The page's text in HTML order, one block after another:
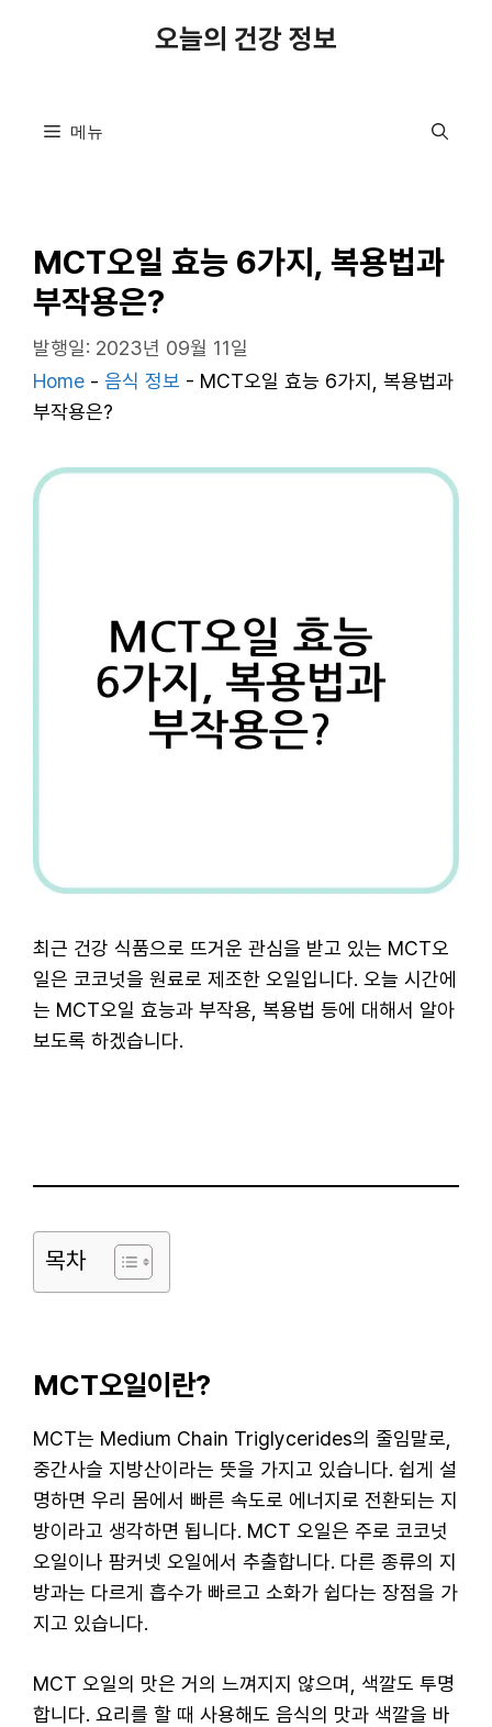
오늘의 건강 정보
메뉴
MCT오일 효능 6가지, 복용법과
부작용은?
발행일: 2023년 09월 11일
Home - 음식 정보 - MCT오일 효능 6가지, 복용법과
부작용은?
최근 건강 식품으로 뜨거운 관심을 받고 있는 MCT오
일은 코코넛을 원료로 제조한 오일입니다. 오늘 시간에
는 MCT오일 효능과 부작용, 복용법 등에 대해서 알아
보도록 하겠습니다.
목차
MCT오일이란?
MCT는 Medium Chain Triglycerides의 줄임말로,
중간사슬 지방산이라는 뜻을 가지고 있습니다. 쉽게 설
명하면 우리 몸에서 빠른 속도로 에너지로 전환되는 지
방이라고 생각하면 됩니다. MCT 오일은 주로 코코넛
오일이나 팜커넷 오일에서 추출합니다. 다른 종류의 지
방과는 다르게 흡수가 빠르고 소화가 쉽다는 장점을 가
지고 있습니다.
MCT 오일의 맛은 거의 느껴지지 않으며, 색깔도 투명
합니다. 요리를 할 때 사용해도 음식의 맛과 색깔을 바